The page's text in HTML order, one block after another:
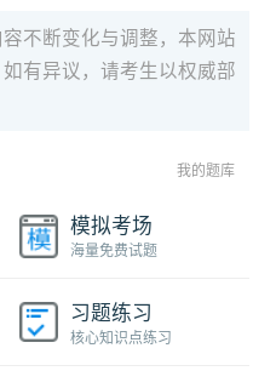
不断变化与调整，本网站
有异议，请考生以权威部
我的题库
模拟考场
海量免费试题
习题练习
核心知识点练习